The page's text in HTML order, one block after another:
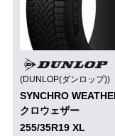
(DUNLOP(ダンロップ))
SYNCHRO
クロウェザー
255/35R19 XL